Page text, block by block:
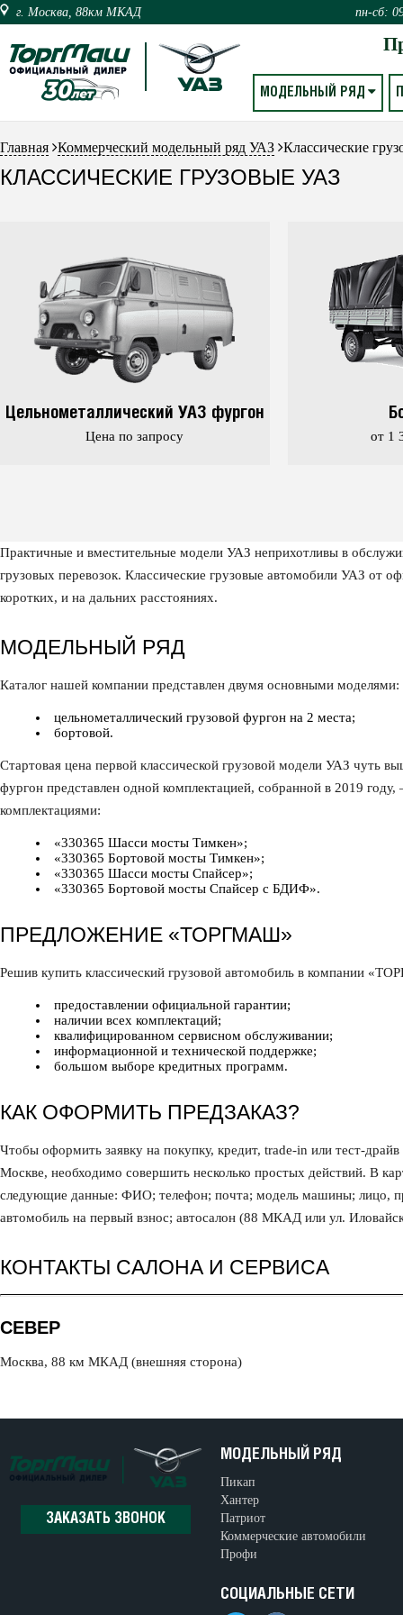
г. Москва, 88км МКАД пн-сб:
МОДЕЛЬНЫЙ РЯД
Главная Коммерческий модельный ряд УАЗ Классические
КЛАССИЧЕСКИЕ ГРУЗОВЫЕ УАЗ
Цельнометаллический УАЗ фургон
Цена по запросу от 1
Практичные и вместительные модели УАЗ неприхотливы в
грузовых перевозок. Классические грузовые автомобили УАЗ
коротких, и на дальних расстояниях.
МОДЕЛЬНЫЙ РЯД
Каталог нашей компании представлен двумя основными моделями:
цельнометаллический грузовой фургон на 2 места;
бортовой.
Стартовая цена первой классической грузовой модели УАЗ чуть
фургон представлен одной комплектацией, собранной в 2019
комплектациями:
«330365 Шасси мосты Тимкен»;
«330365 Бортовой мосты Тимкен»;
«330365 Шасси мосты Спайсер»;
«330365 Бортовой мосты Спайсер с БДИФ».
ПРЕДЛОЖЕНИЕ «ТОРГМАШ»
Решив купить классический грузовой автомобиль в компании
предоставлении официальной гарантии;
наличии всех комплектаций;
квалифицированном сервисном обслуживании;
информационной и технической поддержке;
большом выборе кредитных программ.
КАК ОФОРМИТЬ ПРЕДЗАКАЗ?
Чтобы оформить заявку на покупку, кредит, trade-in или тест-
Москве, необходимо совершить несколько простых действий. В
следующие данные: ФИО; телефон; почта; модель машины; лицо,
автомобиль на первый взнос; автосалон (88 МКАД или ул.
КОНТАКТЫ САЛОНА И СЕРВИСА
СЕВЕР
Москва, 88 км МКАД (внешняя сторона)
ЗАКАЗАТЬ ЗВОНОК
МОДЕЛЬНЫЙ РЯД
Пикап
Хантер
Патриот
Коммерческие автомобили
Профи
СОЦИАЛЬНЫЕ СЕТИ